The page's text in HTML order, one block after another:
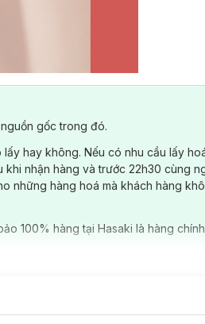
gốc trong đó.
hay không. Nếu có nhu cầu lấy
nhận hàng và trước 22h30 cùng
những hàng hoá mà khách hàng
100% hàng tại Hasaki là hàng